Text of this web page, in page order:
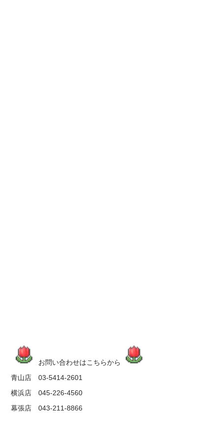
お問い合わせはこちらから
青山店 03-5414-2601
横浜店 045-226-4560
幕張店 043-211-8866